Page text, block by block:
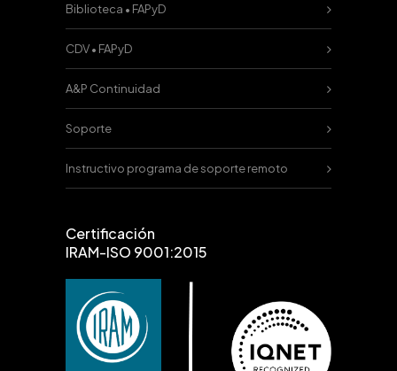
Biblioteca • FAPyD
CDV • FAPyD
A&P Continuidad
Soporte
Instructivo programa de soporte remoto
Certificación
IRAM-ISO 9001:2015